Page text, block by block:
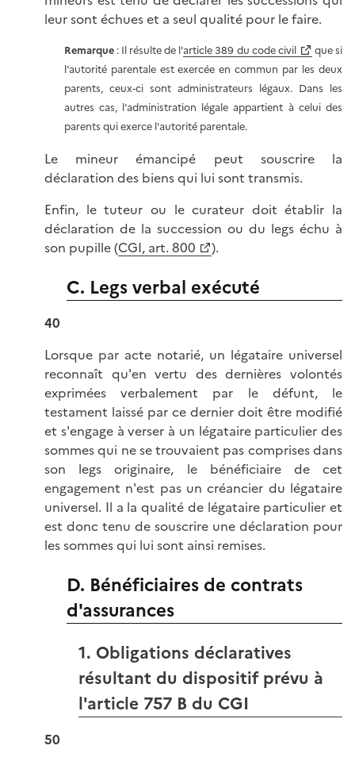
leur sont échues et a seul qualité pour le faire.
Remarque : Il résulte de l'article 389 du code civil
que si
l'autorité parentale est exercée en commun par les deux
parents, ceux-ci sont administrateurs légaux. Dans les
autres cas, l'administration légale appartient à celui des
parents qui exerce l'autorité parentale.
Le mineur émancipé peut souscrire la
déclaration des biens qui lui sont transmis.
Enfin, le tuteur ou le curateur doit établir la
déclaration de la succession ou du legs échu à
son pupille (CGI, art. 800 ).
C. Legs verbal exécuté
40
Lorsque par acte notarié, un légataire universel
reconnaît qu'en vertu des dernières volontés
exprimées verbalement par le défunt, le
testament laissé par ce dernier doit être modifié
et s'engage à verser à un légataire particulier des
sommes qui ne se trouvaient pas comprises dans
son legs originaire, le bénéficiaire de cet
engagement n'est pas un créancier du légataire
universel. Il a la qualité de légataire particulier et
est donc tenu de souscrire une déclaration pour
les sommes qui lui sont ainsi remises.
D. Bénéficiaires de contrats
d'assurances
1. Obligations déclaratives
résultant du dispositif prévu à
l'article 757 B du CGI
50